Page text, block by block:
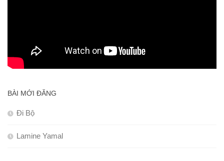
BÀI MỚI ĐĂNG
Đi Bộ
Lamine Yamal